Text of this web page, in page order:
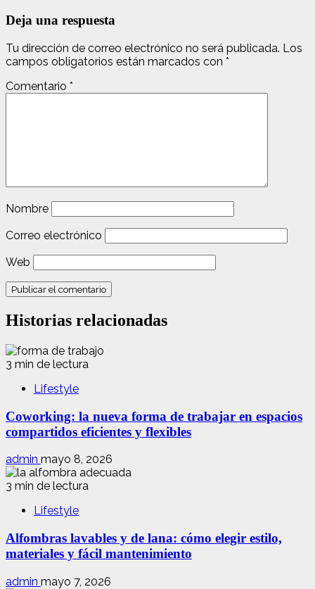
Deja una respuesta
Tu dirección de correo electrónico no será publicada. Los
campos obligatorios están marcados con *
Comentario *
Nombre
Correo electrónico
Web
Historias relacionadas
3 min de lectura
Lifestyle
Coworking: la nueva forma de trabajar en espacios
compartidos eficientes y flexibles
admin mayo 8, 2026
3 min de lectura
Lifestyle
Alfombras lavables y de lana: cómo elegir estilo,
materiales y fácil mantenimiento
admin mayo 7, 2026